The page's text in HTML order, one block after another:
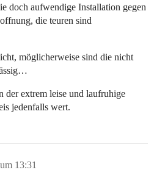
doch aufwendige Installation gegen
die teuren sind
möglicherweise sind die nicht
der extrem leise und laufruhige
jedenfalls wert.
13:31